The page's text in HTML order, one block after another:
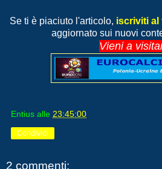
Se ti è piaciuto l'articolo, iscriviti al
aggiornato sui nuovi
Vieni a
Entius alle 23:45:00
Condividi
2 commenti: